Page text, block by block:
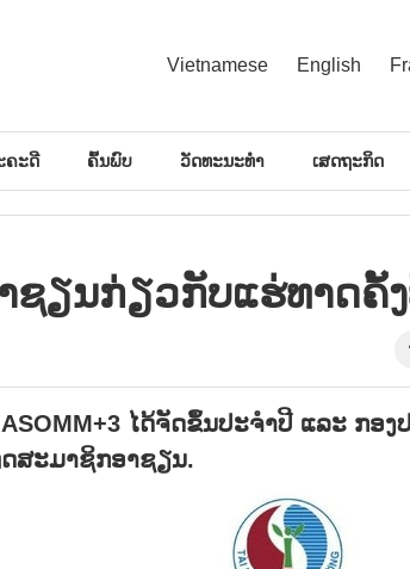
Vietnamese English
ຄະດີ ຄົ້ນພົບ ວັດທະນະທຳ ເສດຖະກິດ
ຽນກ່ຽວກັບແຮ່ທາດຄັ້
ໄດ້ຈັດຂຶ້ນປະຈຳປີ ແລະ ກອງ
ສະມາຊິກອາຊຽນ.